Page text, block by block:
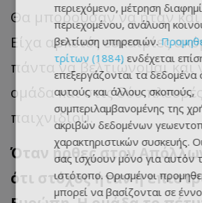
Θα μπορούσαν να ήταν
Είχα αρκετές ευκαιρίες
πάντα να βελτιώνομαι
ομάδα και στις δύο
παιχνιδιού.
Όταν ήρθες στον
ότι στόχος ήταν η
περιεχόμενο, μέτρηση
περιεχομένου, ανάλυση
βελτίωση υπηρεσιών.
τρίτων (1884) ενδέχεται
επεξεργάζονται τα δεδομένα
αυτούς και άλλους σκοπούς,
συμπεριλαμβανομένης της
ακριβών δεδομένων
χαρακτηριστικών συσκευής.
σας ισχύουν μόνο για αυτόν
ιστότοπο. Ορισμένοι
μπορεί να βασίζονται σε